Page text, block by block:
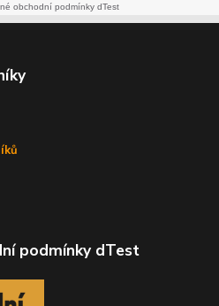
obchodní podmínky dTest
podmínky dTest